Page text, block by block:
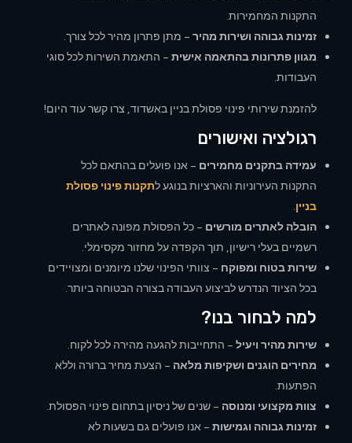
התקנות המחמירות.
זמינות גבוהה ושירות מהיר– מתן פתרון מהיר לכל צורך.
מגוון פתרונות בהתאמה אישית– התאמת השירות לכל סוגי
העבודות.
להזמנת שירותי פינוי פסולת בניין באשדוד, צרו קשר עוד היום!
רגולציה ואישורים
עמידה בתקנים מחמירים – אנו פועלים בהתאם לכל
התקנות העירוניות והארציות בנוגע לתקנות פינוי פסולת
בניין.
הובלה לאתרים מורשים – כל הפסולת מפונה לאתרים
רשמיים בעלי רישיון, תוך הקפדה על מחזור מקסימלי.
שירות בטוח ומפוקח – צוותי הפינוי שלנו מיומנים ומצויידים
בכל הציוד הנדרש לביצוע העבודה בצורה הבטוחה ביותר.
למה לבחור בנו?
שירות מהיר ויעיל– התחייבות להגעה מהירה לכל לקוח.
מחירים הוגנים ושקיפות מלאה – הצעת מחיר ברורה וללא
הפתעות.
צוות מקצועי ומנוסה – שנים של ניסיון בתחום פינוי הפסולת.
זמינות גבוהה וגמישות– אנו פועלים גם בשעות לא